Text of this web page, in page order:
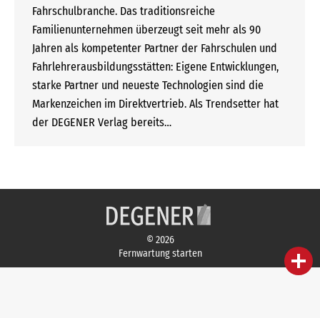
Fahrschulbranche. Das traditionsreiche
Familienunternehmen überzeugt seit mehr als 90
Jahren als kompetenter Partner der Fahrschulen und
Fahrlehrerausbildungsstätten: Eigene Entwicklungen,
starke Partner und neueste Technologien sind die
Markenzeichen im Direktvertrieb. Als Trendsetter hat
der DEGENER Verlag bereits…
© 2026
Fernwartung starten
person IHR FACHBERATER